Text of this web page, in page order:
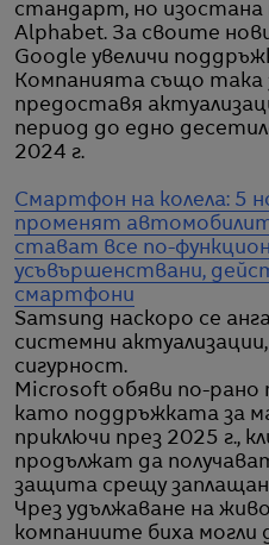
стандарт, но изостана
Alphabet. За своите
Google увеличи
Компанията също така
предоставя
период до едно
2024 г.
Смартфон на колела: 5
променят
стават все по-
усъвършенствани,
смартфони
Samsung наскоро се
системни
сигурност.
Microsoft обяви по-рано
като поддръжката за
приключи през 2025 г.,
продължат да
защита срещу
Чрез удължаване на
компаниите биха